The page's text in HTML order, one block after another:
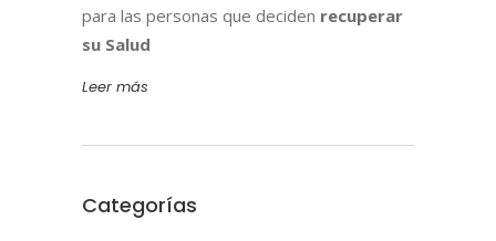
para las personas que deciden recuperar
su Salud
Leer más
Categorías